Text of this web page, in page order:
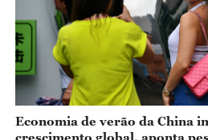
Economia de verão da China
crescimento global, aponta